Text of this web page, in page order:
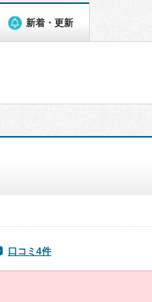
新着・更新
口コミ4件